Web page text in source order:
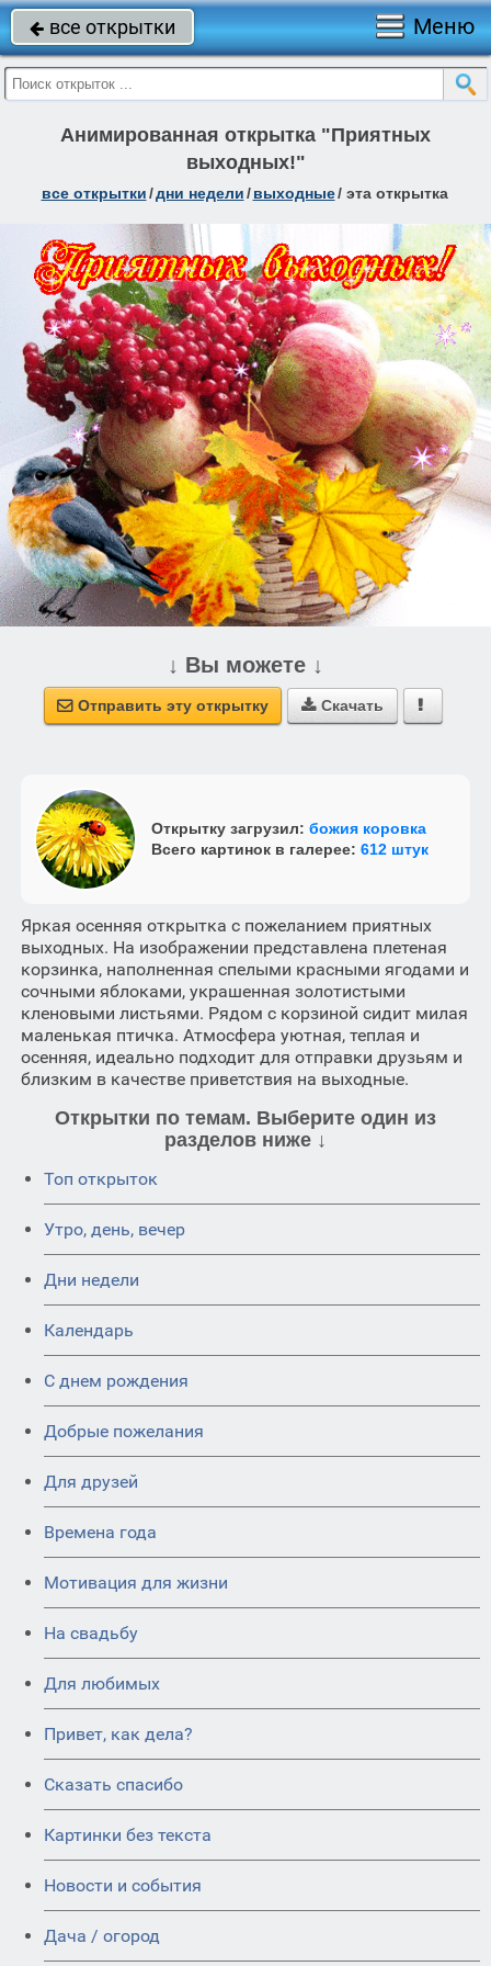
 все открытки Меню
Анимированная открытка "Приятных
выходных!"
все открытки/дни недели/ выходные/ эта открытка
↓ Вы можете ↓
 Отправить эту открытку  Скачать 
Открытку загрузил: божия коровка
Всего картинок в галерее: 612 штук
Яркая осенняя открытка с пожеланием приятных
выходных. На изображении представлена плетеная
корзинка, наполненная спелыми красными ягодами и
сочными яблоками, украшенная золотистыми
кленовыми листьями. Рядом с корзиной сидит милая
маленькая птичка. Атмосфера уютная, теплая и
осенняя, идеально подходит для отправки друзьям и
близким в качестве приветствия на выходные.
Открытки по темам. Выберите один из
разделов ниже ↓
Топ открыток
Утро, день, вечер
Дни недели
Календарь
C днем рождения
Добрые пожелания
Для друзей
Времена года
Мотивация для жизни
На свадьбу
Для любимых
Привет, как дела?
Сказать спасибо
Картинки без текста
Новости и события
Дача / огород